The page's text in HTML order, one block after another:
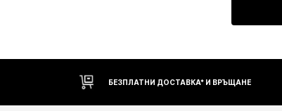
БЕЗПЛАТНИ ДОСТАВКА* И ВРЪЩАНЕ